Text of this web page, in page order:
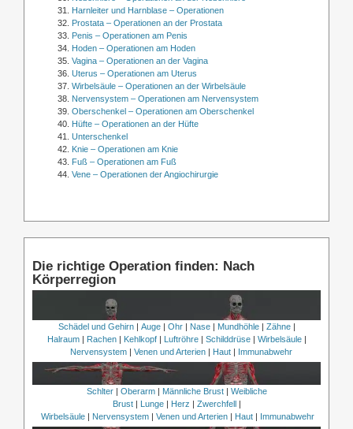
Harnleiter und Harnblase – Operationen
Prostata – Operationen an der Prostata
Penis – Operationen am Penis
Hoden – Operationen am Hoden
Vagina – Operationen an der Vagina
Uterus – Operationen am Uterus
Wirbelsäule – Operationen an der Wirbelsäule
Nervensystem – Operationen am Nervensystem
Oberschenkel – Operationen am Oberschenkel
Hüfte – Operationen an der Hüfte
Unterschenkel
Knie – Operationen am Knie
Fuß – Operationen am Fuß
Vene – Operationen der Angiochirurgie
Die richtige Operation finden: Nach
Körperregion
Schädel und Gehirn| Auge| Ohr| Nase| Mundhöhle| Zähne|
Halraum| Rachen| Kehlkopf| Luftröhre| Schilddrüse| Wirbelsäule|
Nervensystem | Venen und Arterien | Haut | Immunabwehr
Schlter| Oberarm| Männliche Brust| Weibliche
Brust| Lunge| Herz | Zwerchfell|
Wirbelsäule | Nervensystem | Venen und Arterien | Haut | Immunabwehr